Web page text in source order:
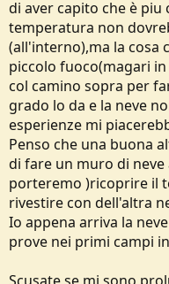
di aver capito che è piu
temperatura non
(all'interno),ma la cosa
piccolo fuoco(magari
col camino sopra per
grado lo da e la neve
esperienze mi
Penso che una buona
di fare un muro di
porteremo )ricoprire il
rivestire con dell'altra
Io appena arriva la
prove nei primi campi